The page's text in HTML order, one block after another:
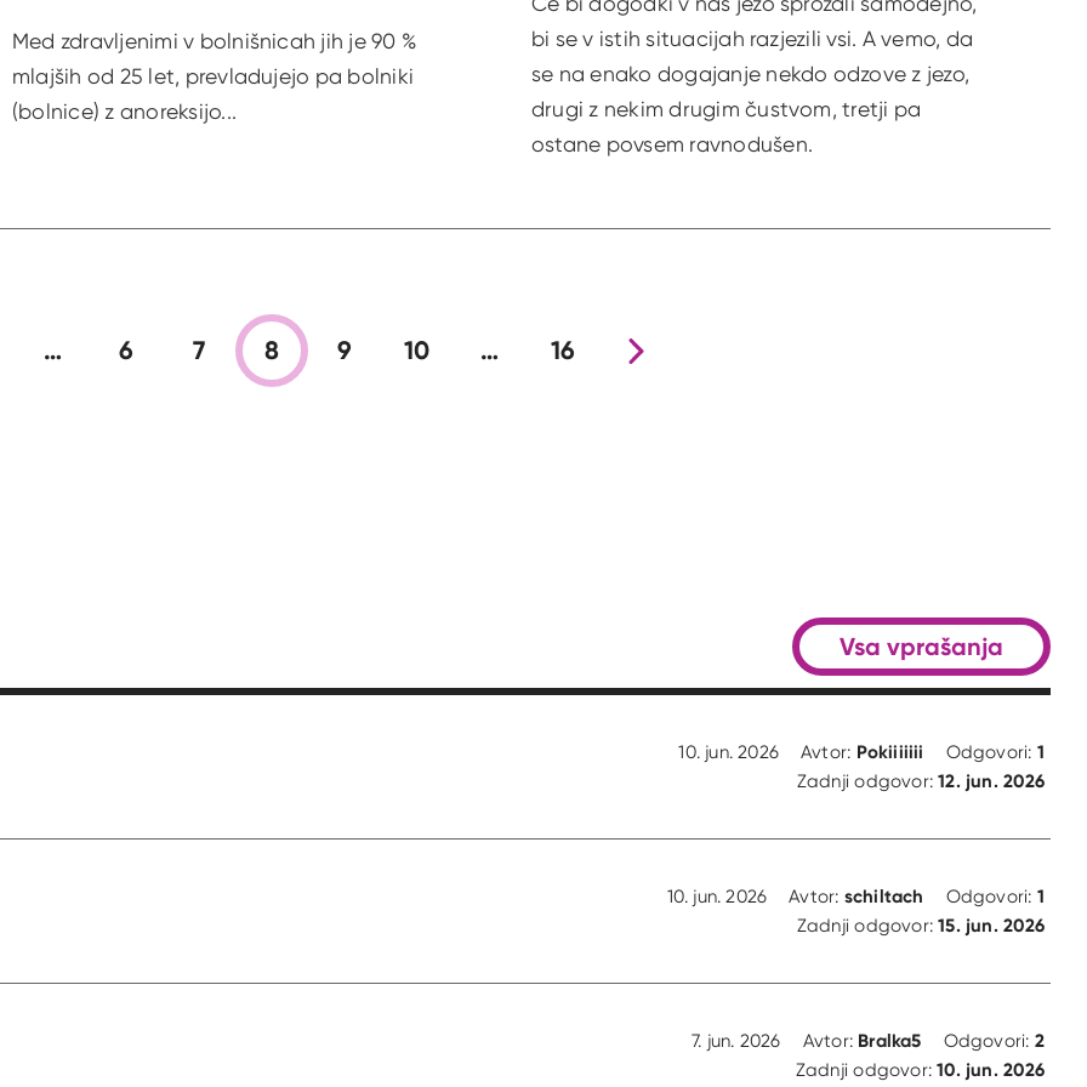
Med zdravljenimi v bolnišnicah jih je 90 %
mlajših od 25 let, prevladujejo pa bolniki
(bolnice) z anoreksijo...
bi se v istih situacijah razjezili vsi. A vemo, da
se na enako dogajanje nekdo odzove z jezo,
drugi z nekim drugim čustvom, tretji pa
ostane povsem ravnodušen.
… 6 7 8 9 10 … 16Nova stran
10. jun. 2026 Avtor: Pokiiiiiii Odgovori: 1
Zadnji odgovor:12. jun. 2026
10. jun. 2026 Avtor: schiltach Odgovori: 1
Zadnji odgovor:15. jun. 2026
7. jun. 2026 Avtor: Bralka5 Odgovori: 2
Zadnji odgovor:10. jun. 2026
Vsa vprašanja